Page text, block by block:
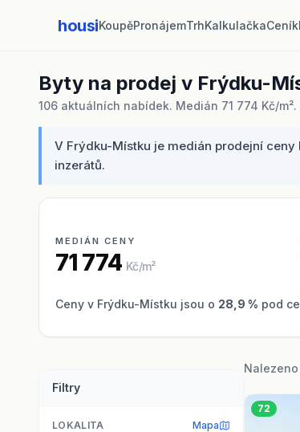
housiKoupěPronájemTrhKalkulačkaCeník
Byty na prodej v Frýdku-
106 aktuálních nabídek. Medián 71 774 Kč/m².
V Frýdku-Místku je medián prodejní ceny
inzerátů.
MEDIÁN CENY
71 774 Kč/m²
Ceny v Frýdku-Místku jsou o 28,9 % pod
Filtry
LOKALITA Mapa
Nalezeno
72